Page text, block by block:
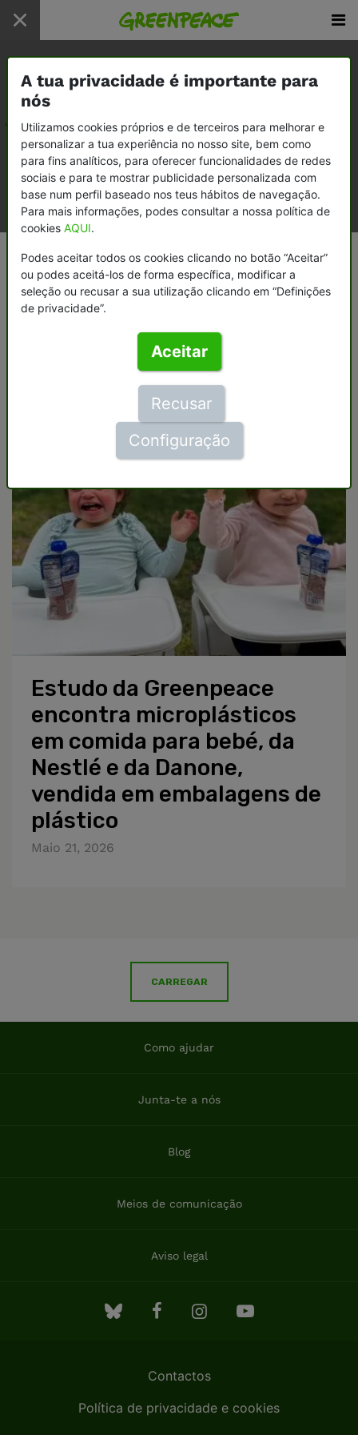
Todo
Comunicados
Relatórios
Documentos
Inicio / Meios de comunicação / Comunicados
tratado-global-
dos-plasticos
Estudo da Greenpeace
encontra microplásticos
em comida para bebé, da
Nestlé e da Danone,
vendida em embalagens de
plástico
Maio 21, 2026
CARREGAR
Como ajudar
Junta-te a nós
Blog
Meios de comunicação
Aviso legal
Contactos
Política de privacidade e cookies
A tua privacidade é importante para
nós
Utilizamos cookies próprios e de terceiros para melhorar e
personalizar a tua experiência no nosso site, bem como
para fins analíticos, para oferecer funcionalidades de redes
sociais e para te mostrar publicidade personalizada com
base num perfil baseado nos teus hábitos de navegação.
Para mais informações, podes consultar a nossa política de
cookies AQUI.
Podes aceitar todos os cookies clicando no botão “Aceitar”
ou podes aceitá-los de forma específica, modificar a
seleção ou recusar a sua utilização clicando em “Definições
de privacidade”.
Aceitar
Recusar
Configuração